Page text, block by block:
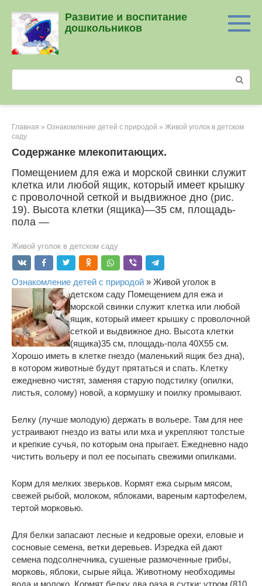
контенту
Развитие и воспитание
дошкольников
Главная » Ознакомление детей с природой » Живой уголок в детском
саду
Содержанке млекопитающих.
Помещением для ежа и морской свинки служит
клетка или любой ящик, который имеет крышку
с проволочной сеткой и выдвижное дно (рис.
19). Высота клетки (ящика)―35 см, площадь-
пола ―
Живой уголок в детском саду
Ознакомление детей с природой » Живой уголок в
детском саду Помещением для ежа и
морской свинки служит клетка или любой
ящик, который имеет крышку с проволочной
сеткой и выдвижное дно. Высота клетки
(ящика)35 см, площадь-пола 40X55 см.
Хорошо иметь в клетке гнездо (маленький ящик без дна),
в котором животные будут прятаться и спать. Клетку
ежедневно чистят, заменяя старую подстилку (опилки,
листья, солому) новой, а кормушку и поилку промывают.
Белку (лучше молодую) держать в вольере. Там для нее
устраивают гнездо из ваты или мха и укрепляют толстые
и крепкие сучья, по которым она прыгает. Ежедневно надо
чистить вольеру и пол ее посыпать свежими опилками.
Корм для мелких зверьков. Кормят ежа сырым мясом,
свежей рыбой, молоком, яблоками, вареным картофелем,
тертой морковью.
Для белки запасают лесные и кедровые орехи, еловые и
сосновые семена, ветки деревьев. Изредка ей дают
семена подсолнечника, сушеные размоченные грибы,
морковь, яблоки, сырые яйца. Животному необходимы
вода и молоко. Кормят белку два раза в сутки: утром (810